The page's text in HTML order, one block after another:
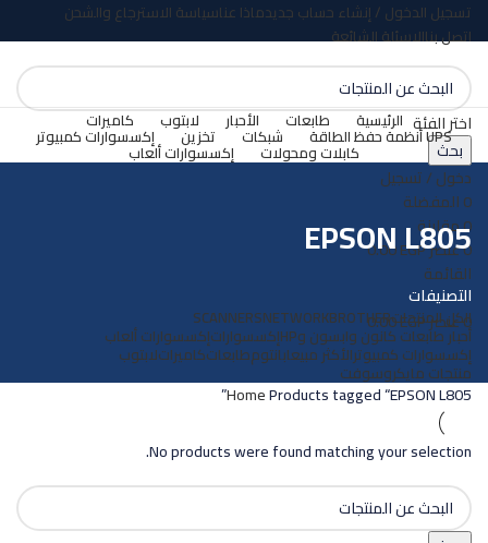
تسجيل الدخول / إنشاء حساب جديدماذا عناسياسة الاسترجاع والشحن
اتصل بناالاسئلة الشائعة
اختر الفئة
بحث
دخول / تسجيل
0المفضلة
0مقارنة
0عنصر 0.00EGP
القائمة
0عنصر 0.00EGP
الرئيسية طابعات الأحبار لابتوب كاميرات
UPS أنظمة حفظ الطاقة شبكات تخزين إكسسوارات كمبيوتر
كابلات ومحولات إكسسوارات ألعاب
EPSON L805
التصنيفات
الكلالمنتجاتBROTHER
NETWORK
SCANNERS
أحبار طابعات كانون وابسون وHP إكسسواراتإكسسوارات ألعاب
إكسسوارات كمبيوترالأكثر مبيعابانتومطابعاتكاميراتلابتوب
منتجات مايكروسوفت
HomeProducts tagged “EPSON L805”
No products were found matching your selection.